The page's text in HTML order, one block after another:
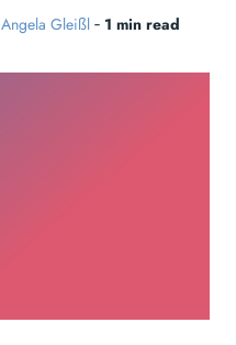
Angela Gleißl ‐ 1 min read